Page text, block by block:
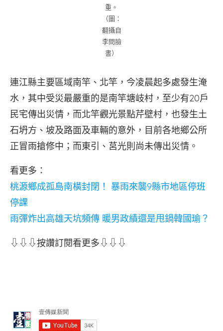
重。
（圖：
翻攝自
李問臉
書）
連江縣主要區域南竿、北竿，今凌晨起多處發生淹
水，其中受災最嚴重的是南竿塘岐村，至少有20戶
民宅傳出災情，而北竿觀光景點芹壁村，也發生土
石坍方、坡及路面及車輛的意外，目前各地鄉公所
正冒雨搶修中；而東引、莒光則尚未傳出災情。
看更多：
桃源鄉成孤島南橫封閉！ 暴雨來襲9縣市地區停班
停課
雨彈炸出高雄天坑頻傳 暖男政績還是甩鍋韓國瑜？
⇩⇩⇩按讚訂閱看更多⇩⇩⇩